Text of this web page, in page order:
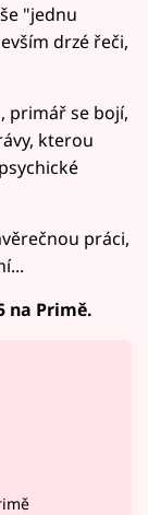
"jednu
drzé řeči,
primář se bojí,
kterou
práci,
na Primě.